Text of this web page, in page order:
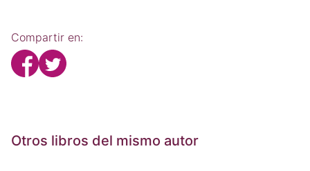
Compartir en:
Otros libros del mismo autor